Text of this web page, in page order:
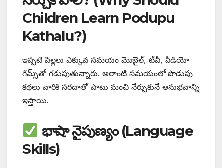
Children Learn Podupu
Kathalu?)
ఇప్పటి పిల్లలు ఎక్కువ సమయం మొబైల్, టీవీ, వీడియో
గేమ్స్‌తో గడుపుతున్నారు. అలాంటి సమయంలో పొడుపు
కథలు వారికి సరదాతో పాటు మంచి నేర్చుకునే అనుభవాన్ని
ఇస్తాయి.
భాషా నైపుణ్యం (Language
Skills)